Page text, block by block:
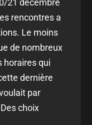
21 décembre
rencontres a
Le moins
de nombreux
horaires qui
dernière
par
choix